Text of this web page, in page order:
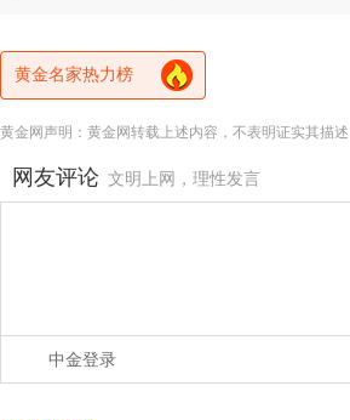
黄金名家热力榜
黄金网声明：黄金网转载上述内容，不表明证实其描
网友评论 文明上网，理性发言
中金登录